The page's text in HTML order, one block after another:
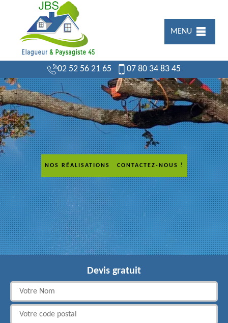
MENU
02 52 56 21 65 07 80 34 83 45
NOS RÉALISATIONS CONTACTEZ-NOUS !
Devis gratuit